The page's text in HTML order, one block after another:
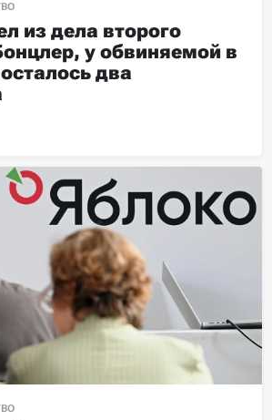
из дела второго
у обвиняемой в
два